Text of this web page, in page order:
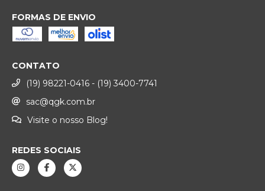
FORMAS DE ENVIO
CONTATO
(19) 98221-0416 - (19) 3400-7741
sac@qgk.com.br
Visite o nosso Blog!
REDES SOCIAIS